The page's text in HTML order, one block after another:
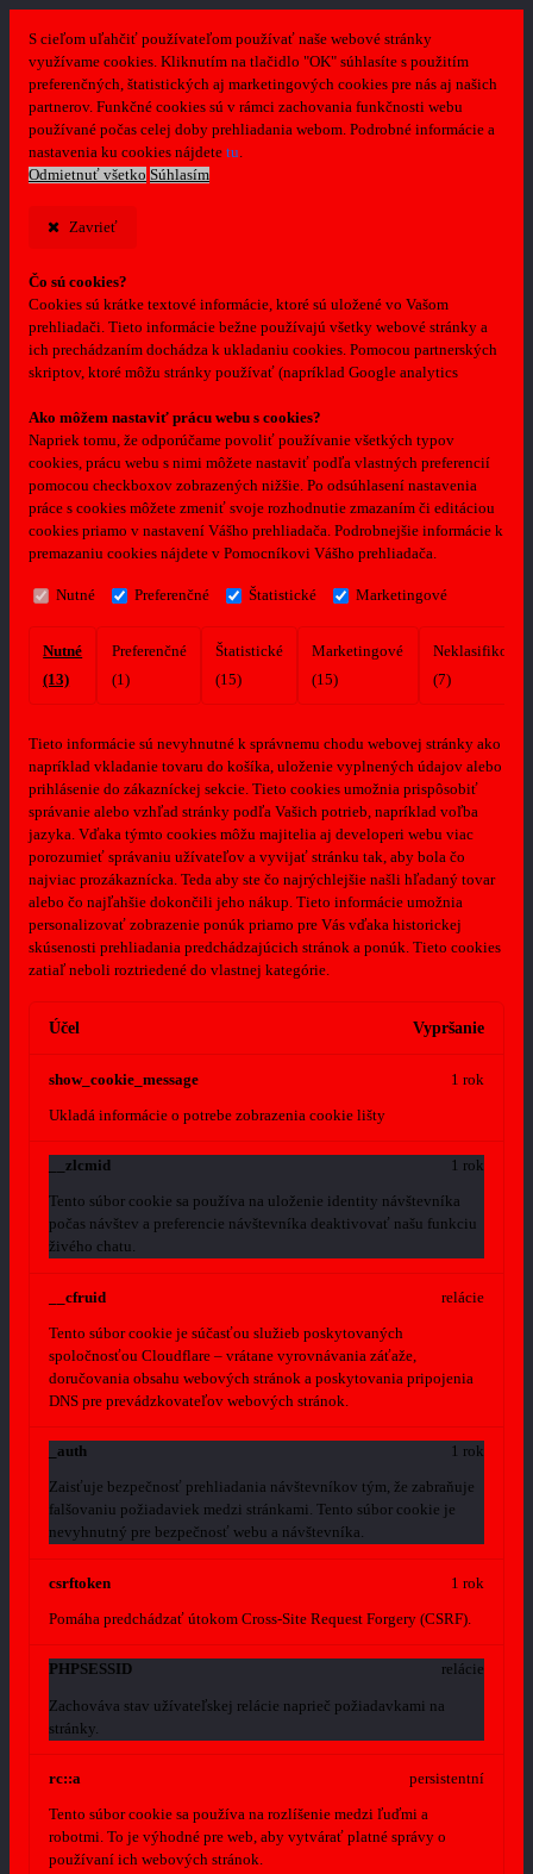
S cieľom uľahčiť používateľom používať naše webové stránky
využívame cookies. Kliknutím na tlačidlo "OK" súhlasíte s použitím
preferenčných, štatistických aj marketingových cookies pre nás aj našich
partnerov. Funkčné cookies sú v rámci zachovania funkčnosti webu
používané počas celej doby prehliadania webom. Podrobné informácie a
nastavenia ku cookies nájdete tu.
Odmietnuť všetko Súhlasím
Zavrieť
Čo sú cookies?
Cookies sú krátke textové informácie, ktoré sú uložené vo Vašom
prehliadači. Tieto informácie bežne používajú všetky webové stránky a
ich prechádzaním dochádza k ukladaniu cookies. Pomocou partnerských
skriptov, ktoré môžu stránky používať (napríklad Google analytics
Ako môžem nastaviť prácu webu s cookies?
Napriek tomu, že odporúčame povoliť používanie všetkých typov
cookies, prácu webu s nimi môžete nastaviť podľa vlastných preferencií
pomocou checkboxov zobrazených nižšie. Po odsúhlasení nastavenia
práce s cookies môžete zmeniť svoje rozhodnutie zmazaním či editáciou
cookies priamo v nastavení Vášho prehliadača. Podrobnejšie informácie k
premazaniu cookies nájdete v Pomocníkovi Vášho prehliadača.
Nutné Preferenčné Štatistické Marketingové
Nutné
(13)
Preferenčné
(1)
Štatistické
(15)
Marketingové
(15)
(7)
Tieto informácie sú nevyhnutné k správnemu chodu webovej stránky ako
napríklad vkladanie tovaru do košíka, uloženie vyplnených údajov alebo
prihlásenie do zákazníckej sekcie. Tieto cookies umožnia prispôsobiť
správanie alebo vzhľad stránky podľa Vašich potrieb, napríklad voľba
jazyka. Vďaka týmto cookies môžu majitelia aj developeri webu viac
porozumieť správaniu užívateľov a vyvijať stránku tak, aby bola čo
najviac prozákaznícka. Teda aby ste čo najrýchlejšie našli hľadaný tovar
alebo čo najľahšie dokončili jeho nákup. Tieto informácie umožnia
personalizovať zobrazenie ponúk priamo pre Vás vďaka historickej
skúsenosti prehliadania predchádzajúcich stránok a ponúk. Tieto cookies
zatiaľ neboli roztriedené do vlastnej kategórie.
Účel Vypršanie
show_cookie_message
Ukladá informácie o potrebe zobrazenia cookie lišty
1 rok
__zlcmid
Tento súbor cookie sa používa na uloženie identity návštevníka
počas návštev a preferencie návštevníka deaktivovať našu funkciu
živého chatu.
1 rok
__cfruid
Tento súbor cookie je súčasťou služieb poskytovaných
spoločnosťou Cloudflare – vrátane vyrovnávania záťaže,
doručovania obsahu webových stránok a poskytovania pripojenia
DNS pre prevádzkovateľov webových stránok.
relácie
_auth
Zaisťuje bezpečnosť prehliadania návštevníkov tým, že zabraňuje
falšovaniu požiadaviek medzi stránkami. Tento súbor cookie je
nevyhnutný pre bezpečnosť webu a návštevníka.
1 rok
csrftoken
Pomáha predchádzať útokom Cross-Site Request Forgery (CSRF).
1 rok
PHPSESSID
Zachováva stav užívateľskej relácie naprieč požiadavkami na
stránky.
relácie
rc::a
Tento súbor cookie sa používa na rozlíšenie medzi ľuďmi a
robotmi. To je výhodné pre web, aby vytvárať platné správy o
používaní ich webových stránok.
persistentní